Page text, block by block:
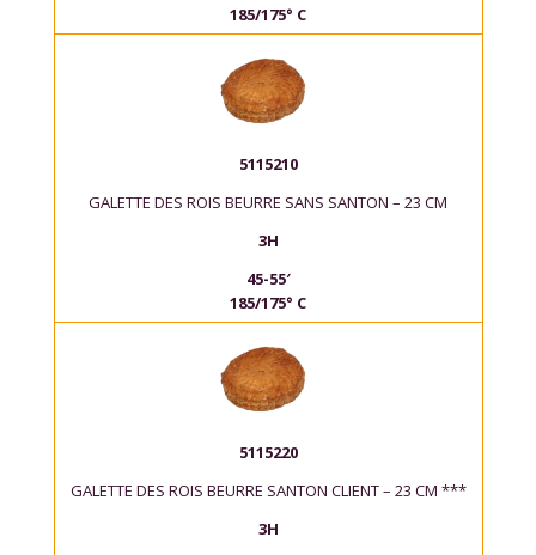
185/175° C
5115210
GALETTE DES ROIS BEURRE SANS SANTON – 23 CM
3H
45-55′
185/175° C
5115220
GALETTE DES ROIS BEURRE SANTON CLIENT – 23 CM ***
3H